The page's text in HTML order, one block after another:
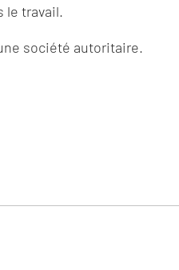
le travail.
société autoritaire.